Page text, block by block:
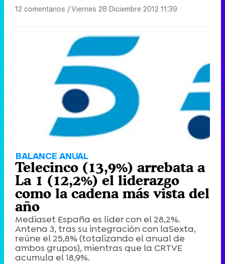
12 comentarios |Viernes 28 Diciembre 2012 11:39
BALANCE ANUAL
Telecinco (13,9%) arrebata a
La 1 (12,2%) el liderazgo
como la cadena más vista del
año
Mediaset España es líder con el 28,2%.
Antena 3, tras su integración con laSexta,
reúne el 25,8% (totalizando el anual de
ambos grupos), mientras que la CRTVE
acumula el 18,9%.